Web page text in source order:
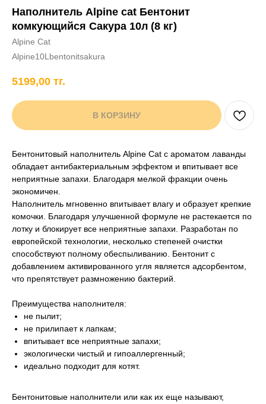
Хорькам
+7 706 407 30 81
Написать в WhatsApp
Наполнитель Alpine cat Бентонит
комкующийся Сакура 10л (8 кг)
Alpine Cat
Alpine10Lbentonitsakura
5199,00 тг.
В КОРЗИНУ
Бентонитовый наполнитель Alpine Cat с ароматом лаванды
обладает антибактериальным эффектом и впитывает все
неприятные запахи. Благодаря мелкой фракции очень
экономичен.
Наполнитель мгновенно впитывает влагу и образует крепкие
комочки. Благодаря улучшенной формуле не растекается по
лотку и блокирует все неприятные запахи. Разработан по
европейской технологии, несколько степеней очистки
способствуют полному обеспыливанию. Бентонит с
добавлением активированного угля является адсорбентом,
что препятствует размножению бактерий.
Преимущества наполнителя:
не пылит;
не прилипает к лапкам;
впитывает все неприятные запахи;
экологически чистый и гипоаллергенный;
идеально подходит для котят.
Бентонитовые наполнители или как их еще называют,